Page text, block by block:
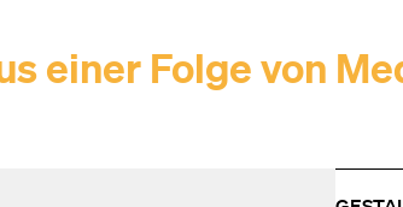
einer Folge von